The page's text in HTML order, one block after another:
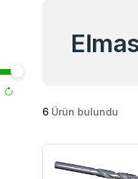
6 Ürün bulundu